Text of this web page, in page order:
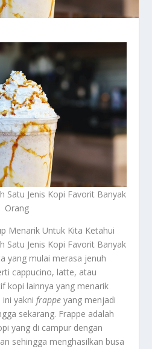
Satu Jenis Kopi Favorit Banyak
Orang
Menarik Untuk Kita Ketahui
Satu Jenis Kopi Favorit Banyak
yang mulai merasa jenuh
cappucino, latte, atau
kopi lainnya yang menarik
ini yaknifrappe yang menjadi
sekarang. Frappe adalah
yang di campur dengan
sehingga menghasilkan busa